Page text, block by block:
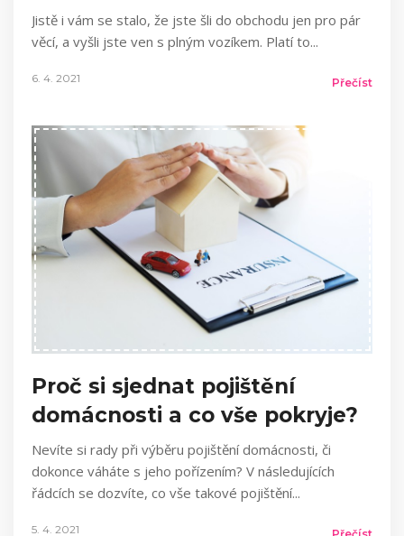
Jistě i vám se stalo, že jste šli do obchodu jen pro pár
věcí, a vyšli jste ven s plným vozíkem. Platí to
Přečíst
6. 4. 2021
Proč si sjednat pojištění
domácnosti a co vše pokryje?
Nevíte si rady při výběru pojištění domácnosti, či
dokonce váháte s jeho pořízením? V následujících
řádcích se dozvíte, co vše takové pojištění
5. 4. 2021